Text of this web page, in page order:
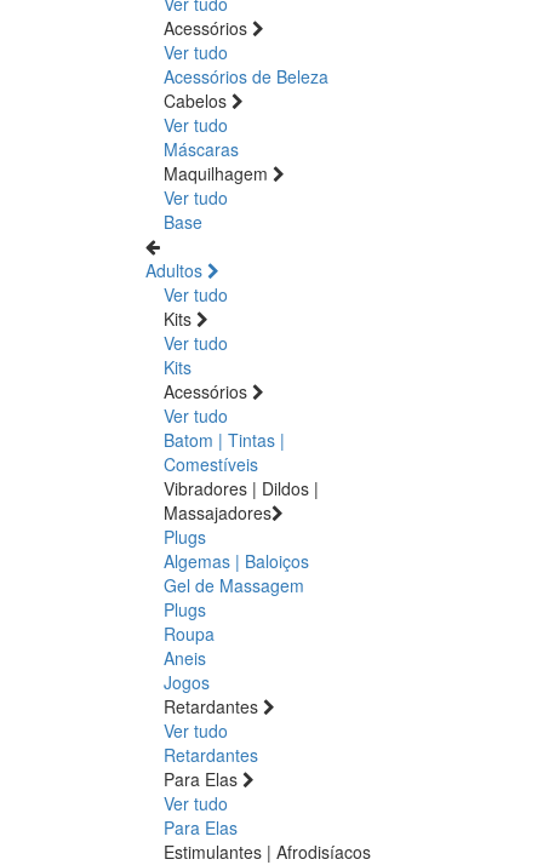
Acessórios
Ver tudo
Acessórios de Beleza
Cabelos
Ver tudo
Máscaras
Maquilhagem
Ver tudo
Base
Adultos
Ver tudo
Kits
Ver tudo
Kits
Acessórios
Ver tudo
Batom | Tintas |
Comestíveis
Vibradores | Dildos |
Massajadores
Plugs
Algemas | Baloiços
Gel de Massagem
Plugs
Roupa
Aneis
Jogos
Retardantes
Ver tudo
Retardantes
Para Elas
Ver tudo
Para Elas
Estimulantes | Afrodisíacos